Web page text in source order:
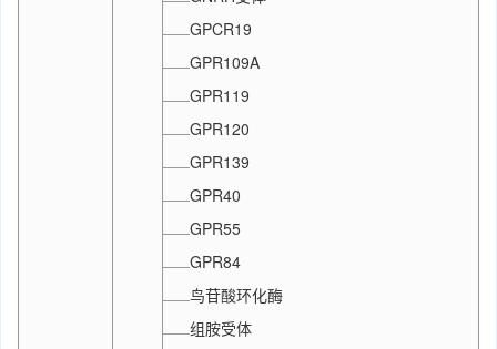
GPCR19
GPR109A
GPR119
GPR120
GPR139
GPR40
GPR55
GPR84
鸟苷酸环化酶
组胺受体